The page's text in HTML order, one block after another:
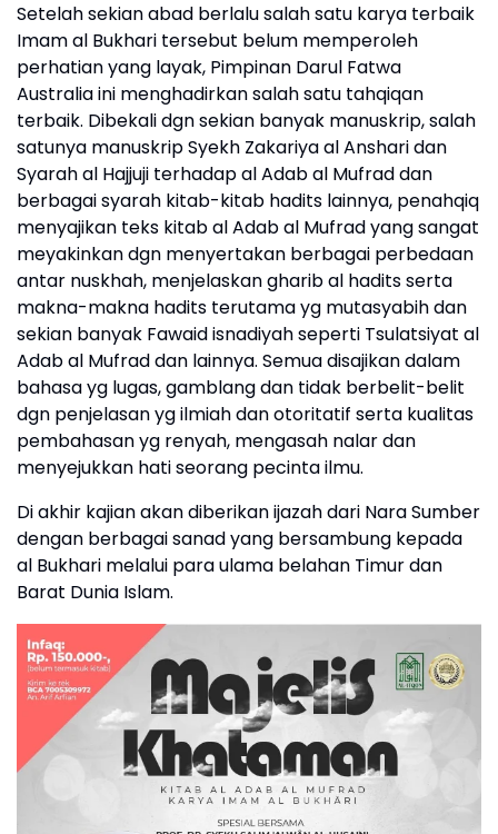
Setelah sekian abad berlalu salah satu karya terbaik
Imam al Bukhari tersebut belum memperoleh
perhatian yang layak, Pimpinan Darul Fatwa
Australia ini menghadirkan salah satu tahqiqan
terbaik. Dibekali dgn sekian banyak manuskrip, salah
satunya manuskrip Syekh Zakariya al Anshari dan
Syarah al Hajjuji terhadap al Adab al Mufrad dan
berbagai syarah kitab-kitab hadits lainnya, penahqiq
menyajikan teks kitab al Adab al Mufrad yang sangat
meyakinkan dgn menyertakan berbagai perbedaan
antar nuskhah, menjelaskan gharib al hadits serta
makna-makna hadits terutama yg mutasyabih dan
sekian banyak Fawaid isnadiyah seperti Tsulatsiyat al
Adab al Mufrad dan lainnya. Semua disajikan dalam
bahasa yg lugas, gamblang dan tidak berbelit-belit
dgn penjelasan yg ilmiah dan otoritatif serta kualitas
pembahasan yg renyah, mengasah nalar dan
menyejukkan hati seorang pecinta ilmu.
Di akhir kajian akan diberikan ijazah dari Nara Sumber
dengan berbagai sanad yang bersambung kepada
al Bukhari melalui para ulama belahan Timur dan
Barat Dunia Islam.